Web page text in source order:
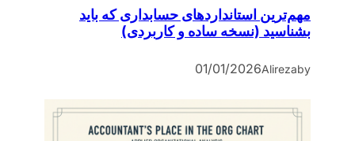
مهم‌ترین استانداردهای حسابداری که باید
بشناسید (نسخه ساده و کاربردی)
by
Alireza
01/01/2026